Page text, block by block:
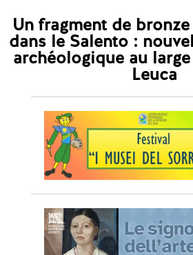
Un fragment de
dans le Salento :
archéologique au
Leuca